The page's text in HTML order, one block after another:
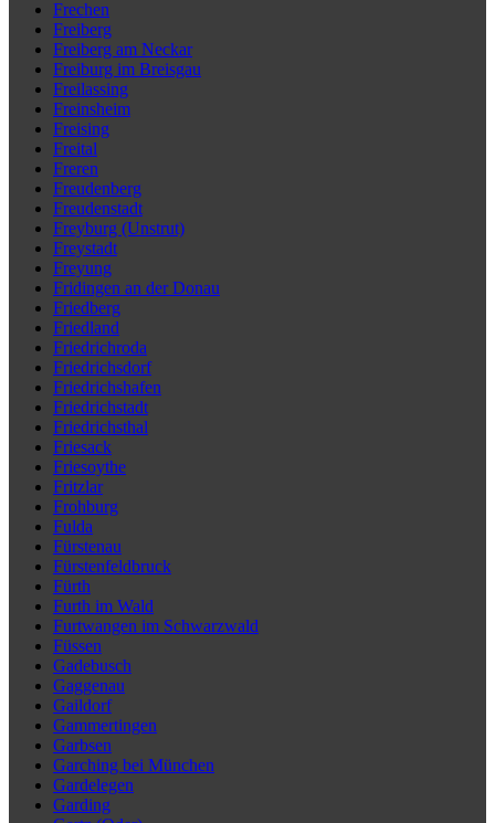
Frechen
Freiberg
Freiberg am Neckar
Freiburg im Breisgau
Freilassing
Freinsheim
Freising
Freital
Freren
Freudenberg
Freudenstadt
Freyburg (Unstrut)
Freystadt
Freyung
Fridingen an der Donau
Friedberg
Friedland
Friedrichroda
Friedrichsdorf
Friedrichshafen
Friedrichstadt
Friedrichsthal
Friesack
Friesoythe
Fritzlar
Frohburg
Fulda
Fürstenau
Fürstenfeldbruck
Fürth
Furth im Wald
Furtwangen im Schwarzwald
Füssen
Gadebusch
Gaggenau
Gaildorf
Gammertingen
Garbsen
Garching bei München
Gardelegen
Garding